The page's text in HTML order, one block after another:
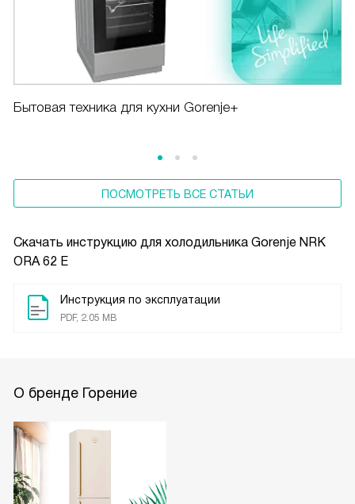
Скачать инструкцию для холодильника Gorenje NRK
ORA 62 E
Инструкция по эксплуатации
PDF, 2.05 MB
Бытовая техника для кухни Gorenje+
ПОСМОТРЕТЬ ВСЕ СТАТЬИ
О бренде Горение